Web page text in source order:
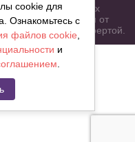
приведена в целях
могут отличаться от
публичной офертой.
cookie для
Ознакомьтесь с
файлов cookie
и